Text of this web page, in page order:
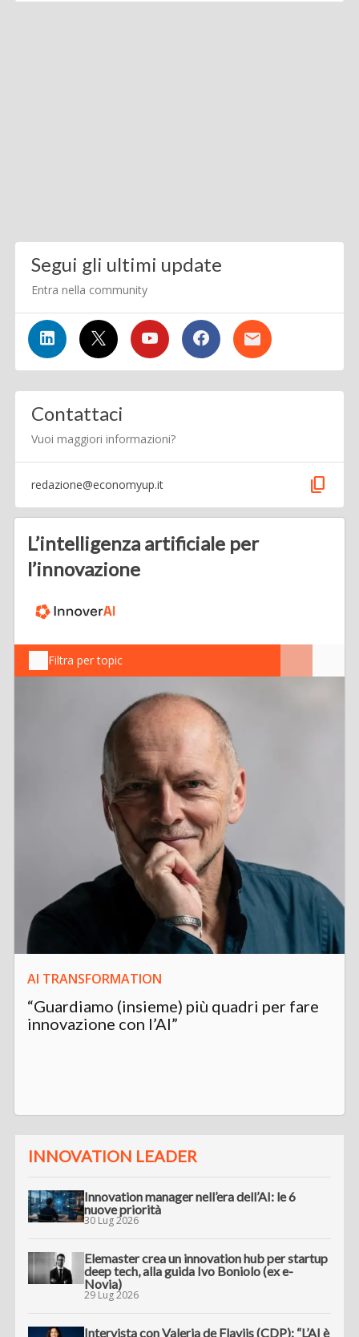
Segui gli ultimi update
Entra nella community
Contattaci
Vuoi maggiori informazioni?
redazione@economyup.it content_copy
L’intelligenza artificiale per
l’innovazione
Filtra per topic
AI TRANSFORMATION
“Guardiamo (insieme) più quadri per fare
innovazione con l’AI”
INNOVATION LEADER
Innovation manager nell’era dell’AI: le 6
nuove priorità
30 Lug 2026
Elemaster crea un innovation hub per startup
deep tech, alla guida Ivo Boniolo (ex e-
Novia)
29 Lug 2026
Intervista con Valeria de Flaviis (CDP): “L’AI è